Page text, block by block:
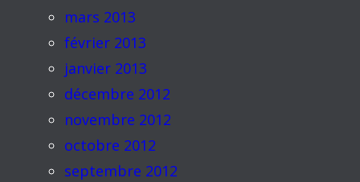
mars 2013
février 2013
janvier 2013
décembre 2012
novembre 2012
octobre 2012
septembre 2012